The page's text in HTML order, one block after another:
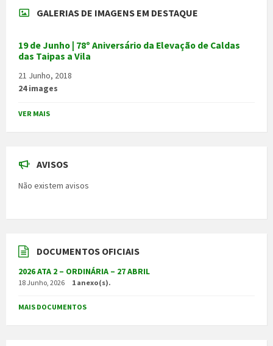
GALERIAS DE IMAGENS EM DESTAQUE
19 de Junho | 78º Aniversário da Elevação de Caldas
das Taipas a Vila
21 Junho, 2018
24 images
VER MAIS
AVISOS
Não existem avisos
DOCUMENTOS OFICIAIS
2026 ATA 2 – ORDINÁRIA – 27 ABRIL
18 Junho, 2026 1 anexo(s).
MAIS DOCUMENTOS